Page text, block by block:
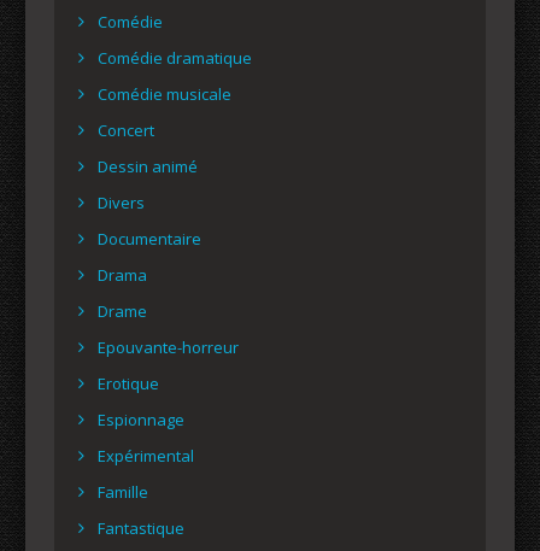
Comédie
Comédie dramatique
Comédie musicale
Concert
Dessin animé
Divers
Documentaire
Drama
Drame
Epouvante-horreur
Erotique
Espionnage
Expérimental
Famille
Fantastique